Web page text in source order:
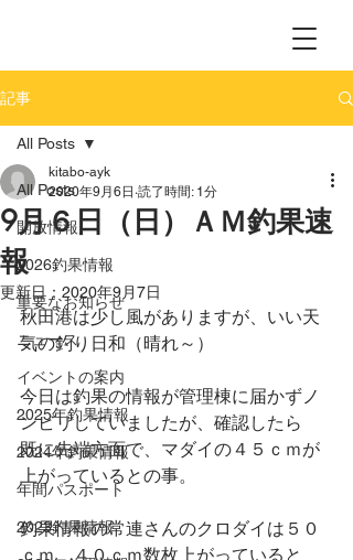
記事
All Posts
開放情報
2026釣果情報
重要なお知らせ
ニュース
イベントの案内
2025年釣果情報
2024年釣果情報
年間パスポート
2023釣果情報
All Posts
9月６日（日）ＡＭ釣果速
報
kitabo-ayk
2020年9月6日 読了時間: 1分
更新日： 2020年9月7日
秋田港は少し風がありますが、いい天
気の釣り日和（晴れ～）
今日は釣果の情報が管理棟に届かずノ
ンビリしていましたが、確認したら
既に先端方面で、マダイの４５ｃｍが
上がっているとの事。
釣果情報の常連さんのクロダイは５０
ｃｍ、４０ｃｍ数枚上がっていると